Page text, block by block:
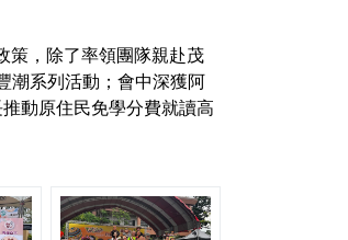
策，除了率領團隊親赴茂
潮系列活動；會中深獲阿
動原住民免學分費就讀高